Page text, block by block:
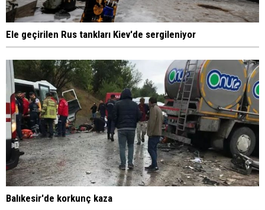
Ele geçirilen Rus tankları Kiev'de sergileniyor
Balıkesir'de korkunç kaza